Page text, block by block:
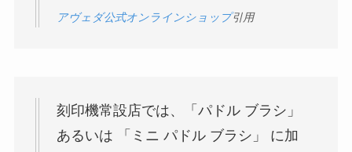
アヴェダ公式オンラインショップ引用
刻印機常設店では、「パドル ブラシ」
あるいは 「ミニ パドル ブラシ」 に加